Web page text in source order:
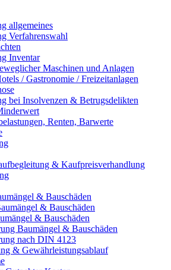
allgemeines
Verfahrenswahl
Inventar
Maschinen und Anlagen
/ Gastronomie / Freizeitanlagen
bei Insolvenzen & Betrugsdelikten
Renten, Barwerte
& Kaufpreisverhandlung
& Bauschäden
& Bauschäden
& Bauschäden
Baumängel & Bauschäden
nach DIN 4123
& Gewährleistungsablauf